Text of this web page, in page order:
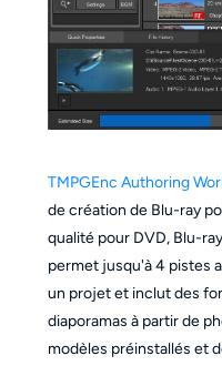
TMPGEnc Authoring
de création de Blu-ray
qualité pour DVD, Blu-
permet jusqu'à 4 pistes
un projet et inclut des
diaporamas à partir de
modèles préinstallés et